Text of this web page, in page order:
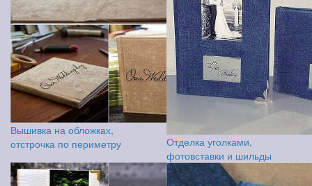
Вышивка на обложках,
отстрочка по периметру
Отделка уголками,
фотовставки и шильды